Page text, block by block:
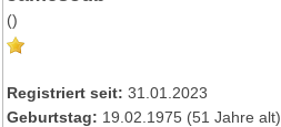
()
Registriert seit: 31.01.2023
Geburtstag: 19.02.1975 (51 Jahre alt)